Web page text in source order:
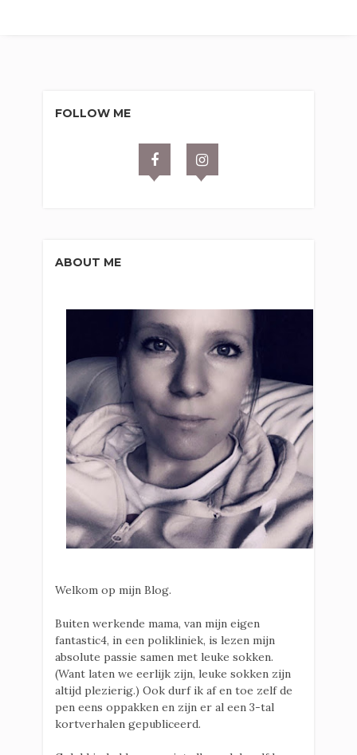
FOLLOW ME
ABOUT ME
Welkom op mijn Blog.
Buiten werkende mama, van mijn eigen
fantastic4, in een polikliniek, is lezen mijn
absolute passie samen met leuke sokken.
(Want laten we eerlijk zijn, leuke sokken zijn
altijd plezierig.) Ook durf ik af en toe zelf de
pen eens oppakken en zijn er al een 3-tal
kortverhalen gepubliceerd.